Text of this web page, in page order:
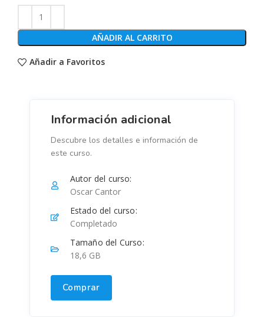
AÑADIR AL CARRITO
Añadir a Favoritos
Información adicional
Descubre los detalles e información de
este curso.
Autor del curso:
Oscar Cantor
Estado del curso:
Completado
Tamaño del Curso:
18,6 GB
Comprar